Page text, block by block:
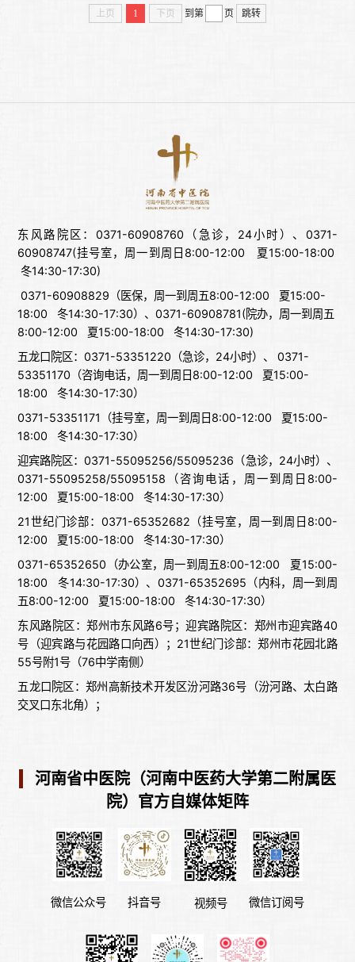
上页 1 下页 到第 页 跳转
东风路院区：0371-60908760（急诊，24小时）、0371-
60908747(挂号室，周一到周日8:00-12:00 夏15:00-18:00
冬14:30-17:30)
0371-60908829（医保，周一到周五8:00-12:00 夏15:00-
18:00 冬14:30-17:30）、0371-60908781(院办，周一到周五
8:00-12:00 夏15:00-18:00 冬14:30-17:30)
五龙口院区：0371-53351220（急诊，24小时）、 0371-
53351170（咨询电话，周一到周日8:00-12:00 夏15:00-
18:00 冬14:30-17:30）
0371-53351171（挂号室，周一到周日8:00-12:00 夏15:00-
18:00 冬14:30-17:30）
迎宾路院区：0371-55095256/55095236（急诊，24小时）、
0371-55095258/55095158（咨询电话，周一到周日8:00-
12:00 夏15:00-18:00 冬14:30-17:30）
21世纪门诊部：0371-65352682（挂号室，周一到周日8:00-
12:00 夏15:00-18:00 冬14:30-17:30）
0371-65352650（办公室，周一到周五8:00-12:00 夏15:00-
18:00 冬14:30-17:30）、0371-65352695（内科，周一到周
五8:00-12:00 夏15:00-18:00 冬14:30-17:30）
东风路院区：郑州市东风路6号；迎宾路院区：郑州市迎宾路40
号（迎宾路与花园路口向西）；21世纪门诊部：郑州市花园北路
55号附1号（76中学南侧）
五龙口院区：郑州高新技术开发区汾河路36号（汾河路、太白路
交叉口东北角）；
河南省中医院（河南中医药大学第二附属医
院）官方自媒体矩阵
微信公众号 抖音号 视频号 微信订阅号